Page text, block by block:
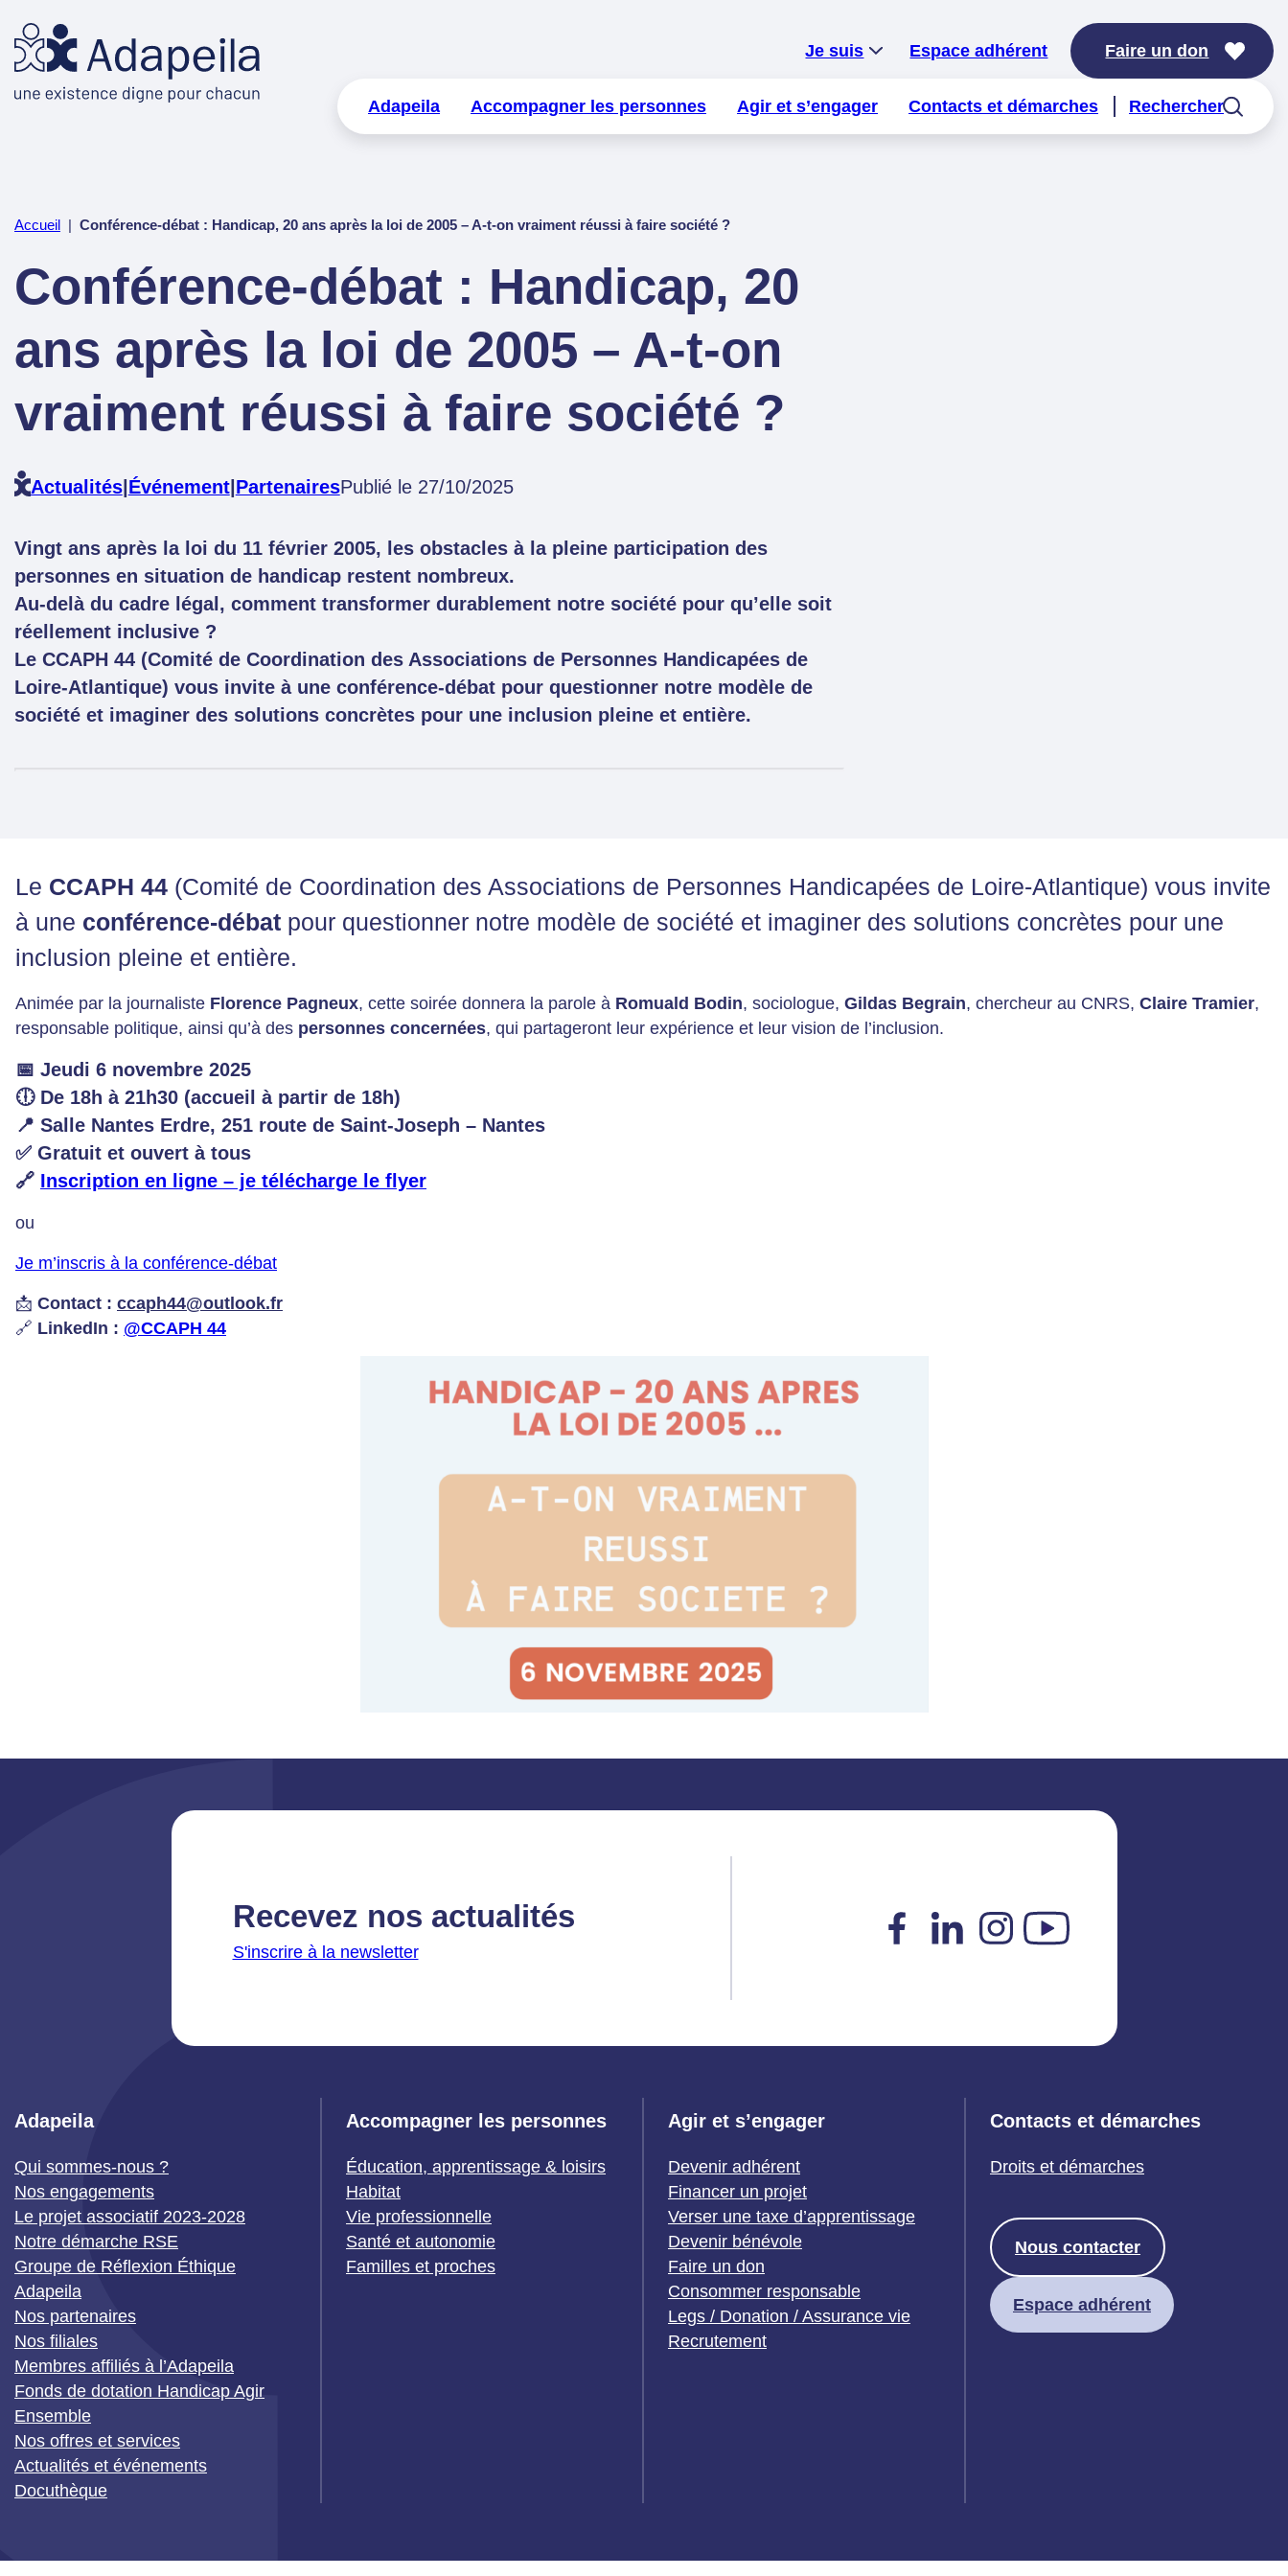
Je suis Espace adhérent Faire un don
Adapeila Accompagner les personnes Agir et s’engager Contacts et démarches Rechercher
Accueil Conférence-débat : Handicap, 20 ans après la loi de 2005 – A-t-on vraiment réussi à faire société ?
Conférence-débat : Handicap, 20
ans après la loi de 2005 – A-t-on
vraiment réussi à faire société ?
Actualités| Événement| PartenairesPublié le 27/10/2025
Vingt ans après la loi du 11 février 2005, les obstacles à la pleine participation des
personnes en situation de handicap restent nombreux.
Au-delà du cadre légal, comment transformer durablement notre société pour qu’elle soit
réellement inclusive ?
Le CCAPH 44 (Comité de Coordination des Associations de Personnes Handicapées de
Loire-Atlantique) vous invite à une conférence-débat pour questionner notre modèle de
société et imaginer des solutions concrètes pour une inclusion pleine et entière.
Le CCAPH 44 (Comité de Coordination des Associations de Personnes Handicapées de Loire-Atlantique) vous invite
à une conférence-débat pour questionner notre modèle de société et imaginer des solutions concrètes pour une
inclusion pleine et entière.
Animée par la journaliste Florence Pagneux, cette soirée donnera la parole à Romuald Bodin, sociologue, Gildas Begrain, chercheur au CNRS, Claire Tramier,
responsable politique, ainsi qu’à des personnes concernées, qui partageront leur expérience et leur vision de l’inclusion.
📅 Jeudi 6 novembre 2025
🕕 De 18h à 21h30 (accueil à partir de 18h)
📍 Salle Nantes Erdre, 251 route de Saint-Joseph – Nantes
✅ Gratuit et ouvert à tous
🔗 Inscription en ligne – je télécharge le flyer
ou
Je m’inscris à la conférence-débat
📩 Contact : ccaph44@outlook.fr
🔗 LinkedIn : @CCAPH 44
Recevez nos actualités
S'inscrire à la newsletter
Facebook
LinkedIn
Instagram
YouTube
Adapeila
Qui sommes-nous ?
Nos engagements
Le projet associatif 2023-2028
Notre démarche RSE
Groupe de Réflexion Éthique
Adapeila
Nos partenaires
Nos filiales
Membres affiliés à l’Adapeila
Fonds de dotation Handicap Agir
Ensemble
Nos offres et services
Actualités et événements
Docuthèque
Accompagner les personnes
Éducation, apprentissage & loisirs
Habitat
Vie professionnelle
Santé et autonomie
Familles et proches
Agir et s’engager
Devenir adhérent
Financer un projet
Verser une taxe d’apprentissage
Devenir bénévole
Faire un don
Consommer responsable
Legs / Donation / Assurance vie
Recrutement
Contacts et démarches
Droits et démarches
Nous contacter
Espace adhérent